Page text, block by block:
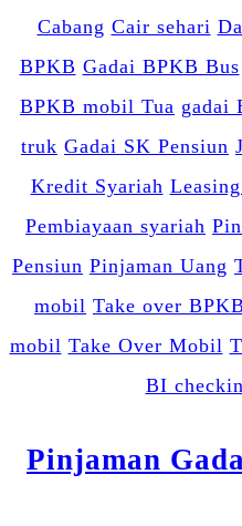
Cabang Cair sehari
BPKB Gadai BPKB Bus
BPKB mobil Tua gadai
truk Gadai SK Pensiun
Kredit Syariah
Pembiayaan syariah
Pensiun Pinjaman Uang
mobil Take over
mobil Take Over Mobil
BI
Pinjaman